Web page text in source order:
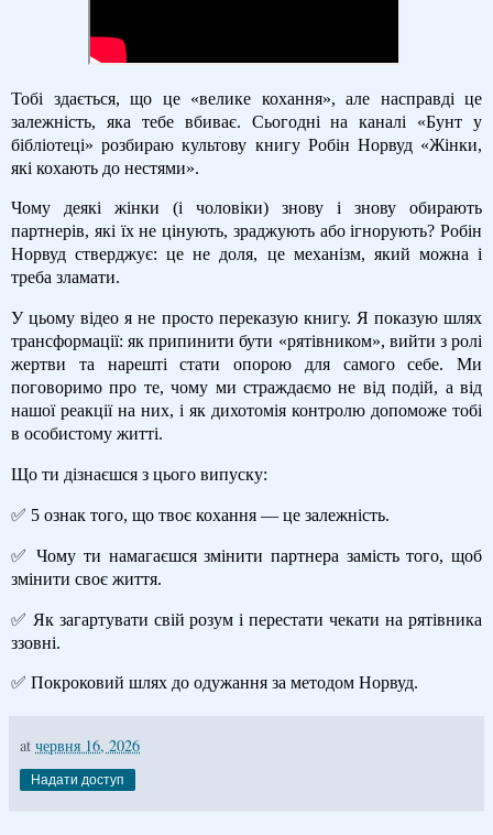
Тобі здається, що це «велике кохання», але насправді це
залежність, яка тебе вбиває. Сьогодні на каналі «Бунт у
бібліотеці» розбираю культову книгу Робін Норвуд «Жінки,
які кохають до нестями».
Чому деякі жінки (і чоловіки) знову і знову обирають
партнерів, які їх не цінують, зраджують або ігнорують? Робін
Норвуд стверджує: це не доля, це механізм, який можна і
треба зламати.
У цьому відео я не просто переказую книгу. Я показую шлях
трансформації: як припинити бути «рятівником», вийти з ролі
жертви та нарешті стати опорою для самого себе. Ми
поговоримо про те, чому ми страждаємо не від подій, а від
нашої реакції на них, і як дихотомія контролю допоможе тобі
в особистому житті.
Що ти дізнаєшся з цього випуску:
✅ 5 ознак того, що твоє кохання — це залежність.
✅ Чому ти намагаєшся змінити партнера замість того, щоб
змінити своє життя.
✅ Як загартувати свій розум і перестати чекати на рятівника
ззовні.
✅ Покроковий шлях до одужання за методом Норвуд.
at червня 16, 2026
Надати доступ